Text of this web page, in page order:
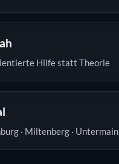
Hilfe statt Theorie
· Miltenberg · Untermain